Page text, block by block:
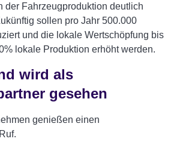
der Fahrzeugproduktion deutlich
sollen pro Jahr 500.000
und die lokale Wertschöpfung bis
lokale Produktion erhöht werden.
wird als
gesehen
genießen einen